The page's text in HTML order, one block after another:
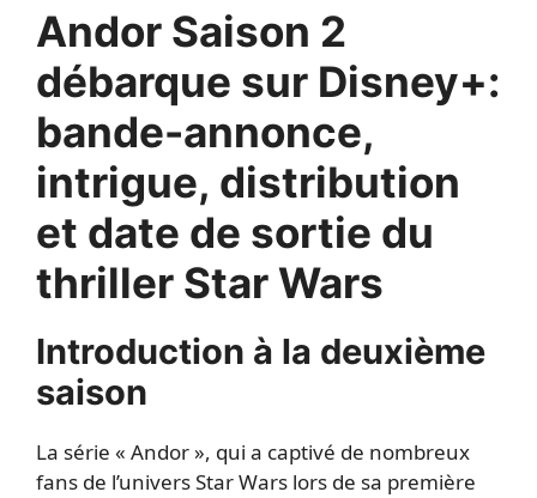
Andor Saison 2
débarque sur Disney+:
bande-annonce,
intrigue, distribution
et date de sortie du
thriller Star Wars
Introduction à la deuxième
saison
La série « Andor », qui a captivé de nombreux
fans de l’univers Star Wars lors de sa première